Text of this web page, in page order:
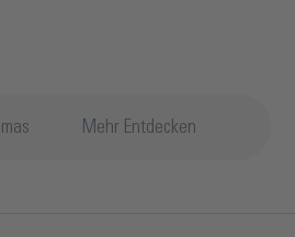
Mehr Entdecken